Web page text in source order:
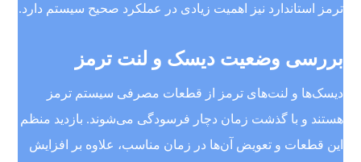
ترمز استاندارد نیز اهمیت زیادی در عملکرد صحیح سیستم دارد.
بررسی وضعیت دیسک و لنت ترمز
دیسک‌ها و لنت‌های ترمز از قطعات مصرفی سیستم ترمز
هستند و با گذشت زمان دچار فرسودگی می‌شوند. بازدید منظم
این قطعات و تعویض آن‌ها در زمان مناسب، علاوه بر افزایش